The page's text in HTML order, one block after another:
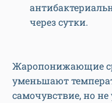
через сутки.
Жаропонижающие
уменьшают
самочувствие, но